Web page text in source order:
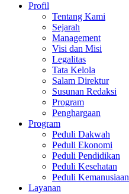
Profil
Tentang Kami
Sejarah
Management
Visi dan Misi
Legalitas
Tata Kelola
Salam Direktur
Susunan Redaksi
Program
Penghargaan
Program
Peduli Dakwah
Peduli Ekonomi
Peduli Pendidikan
Peduli Kesehatan
Peduli Kemanusiaan
Layanan